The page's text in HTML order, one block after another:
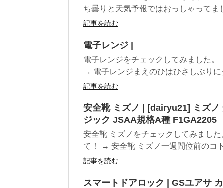
ち曇りと天気予報ではおっしゃってま
記事を読む
電子レンジ |
電子レンジをチェックしてみました。
→ 電子レンジまえのひはひさしぶりに
記事を読む
安全靴 ミズノ | [dairyu21] ミズノ
ジック JSAA規格A種 F1GA2205
安全靴 ミズノをチェックしてみまし
て！ → 安全靴 ミズノ一週間位前のコ
記事を読む
スマートドアロック | GSユアサ